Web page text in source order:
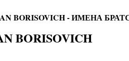
BORISOVICH - ИМЕНА
BORISOVICH